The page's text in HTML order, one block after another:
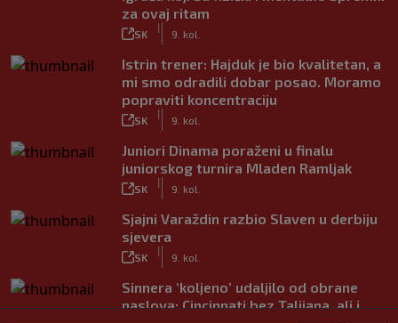
za ovaj ritam
SK
|
9. kol.
Istrin trener: Hajduk je bio kvalitetan, a
mi smo odradili dobar posao. Moramo
popraviti koncentraciju
SK
|
9. kol.
Juniori Dinama poraženi u finalu
juniorskog turnira Mladen Ramljak
SK
|
9. kol.
Sjajni Varaždin razbio Slaven u derbiju
sjevera
SK
|
9. kol.
Sinnera ‘koljeno’ udaljilo od obrane
naslova: Cincinnati bez Talijana, ali i